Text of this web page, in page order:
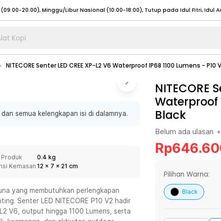
(07:00 - 20:00), Sabtu - Minggu (08:00 - 20:00), Tutup pada Idul Fitri
- 20:00), Sabtu - Minggu/ Libur Nasional (08:00 - 17:00) Selengkapnya
- 20:00), Sabtu - Minggu/ Libur Nasional (08:00 - 17:00) Selengkapnya
(09:00-20:00), Minggu/Libur Nasional (12:00-20:00), Tutup pada Idul Fitri
20:00), Minggu/Libur Nasional (12:00-20:00), Tutup pada Idul Fitri
(07:00 - 20:00), Sabtu - Minggu (08:00 - 20:00), Tutup pada Idul Fitri
- 20:00), Sabtu - Minggu/ Libur Nasional (08:00 - 17:00) Selengkapnya
- 20:00), Sabtu - Minggu/ Libur Nasional (08:00 - 17:00)
Kopi
NITECORE Senter LED CREE XP-L2 V6 Waterproof IP68 1100 Lumens - P10
semua kelengkapan isi di dalamnya.
0.4 kg
Kemasan 12 x 7 x 21 cm
yang membutuhkan perlengkapan
Senter LED NITECORE P10 V2 hadir
V6, output hingga 1100 Lumens, serta
NITECORE
Waterproof
Black
Belum ada ulasan •
Rp
Pilihan Warna:
Black